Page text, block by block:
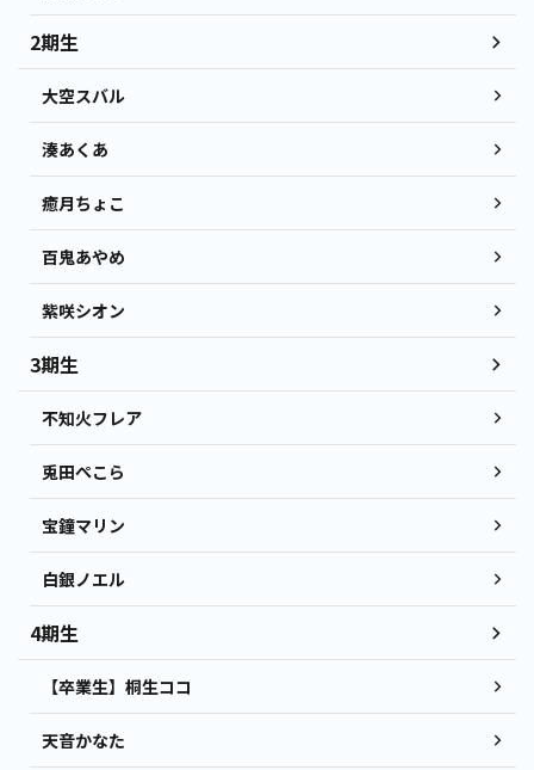
2期生
大空スバル
湊あくあ
癒月ちょこ
百鬼あやめ
紫咲シオン
3期生
不知火フレア
兎田ぺこら
宝鐘マリン
白銀ノエル
4期生
【卒業生】桐生ココ
天音かなた